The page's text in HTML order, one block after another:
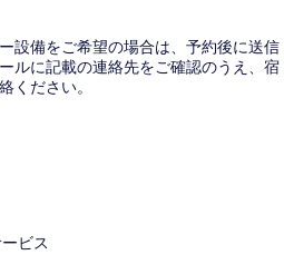
設備をご希望の場合は、予約後に送信
ルに記載の連絡先をご確認のうえ、宿
ください。
ビス